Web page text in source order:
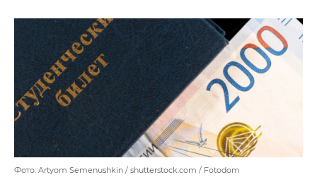
Фото: Artyom Semenushkin / shutterstock.com / Fotodom